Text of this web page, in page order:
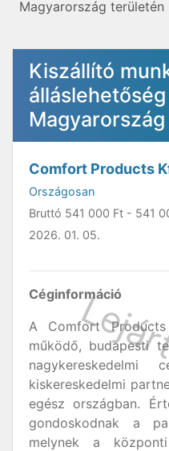
Magyarország területén
Kiszállító
Comfort Products
Országosan
Bruttó 541 000 Ft - 541
2026. 01. 05.
Céginformáció
A Comfort
működő, budapesti
kiskereskedelmi
egész országban.
gondoskodnak a
melynek a